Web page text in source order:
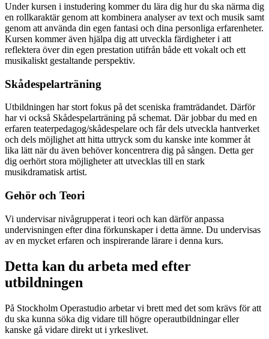
Under kursen i instudering kommer du lära dig hur du ska närma dig
en rollkaraktär genom att kombinera analyser av text och musik samt
genom att använda din egen fantasi och dina personliga erfarenheter.
Kursen kommer även hjälpa dig att utveckla färdigheter i att
reflektera över din egen prestation utifrån både ett vokalt och ett
musikaliskt gestaltande perspektiv.
Skådespelarträning
Utbildningen har stort fokus på det sceniska framträdandet. Därför
har vi också Skådespelarträning på schemat. Där jobbar du med en
erfaren teaterpedagog/skådespelare och får dels utveckla hantverket
och dels möjlighet att hitta uttryck som du kanske inte kommer åt
lika lätt när du även behöver koncentrera dig på sången. Detta ger
dig oerhört stora möjligheter att utvecklas till en stark
musikdramatisk artist.
Gehör och Teori
Vi undervisar nivågrupperat i teori och kan därför anpassa
undervisningen efter dina förkunskaper i detta ämne. Du undervisas
av en mycket erfaren och inspirerande lärare i denna kurs.
Detta kan du arbeta med efter
utbildningen
På Stockholm Operastudio arbetar vi brett med det som krävs för att
du ska kunna söka dig vidare till högre operautbildningar eller
kanske gå vidare direkt ut i yrkeslivet.